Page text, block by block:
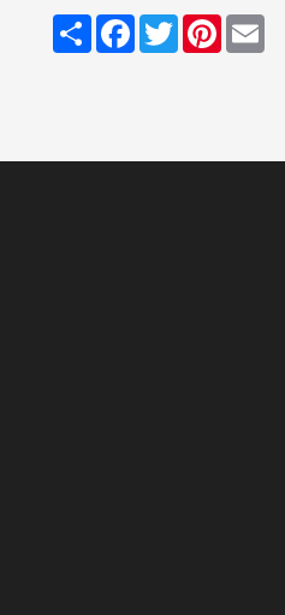
Share Facebook
Twitter